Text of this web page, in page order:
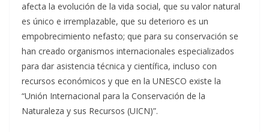
afecta la evolución de la vida social, que su valor natural
es único e irremplazable, que su deterioro es un
empobrecimiento nefasto; que para su conservación se
han creado organismos internacionales especializados
para dar asistencia técnica y científica, incluso con
recursos económicos y que en la UNESCO existe la
“Unión Internacional para la Conservación de la
Naturaleza y sus Recursos (UICN)”.